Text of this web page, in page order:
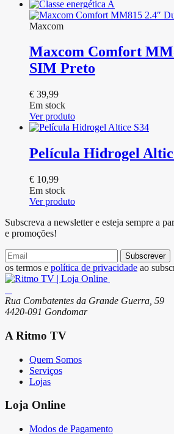
Maxcom
Maxcom Comfort
SIM Preto
€ 39,99
Em stock
Ver produto
Película Hidrogel
€ 10,99
Em stock
Ver produto
Subscreva a newsletter e esteja sempre a
e promoções!
Subscrever
os termos e política de privacidade ao
Rua Combatentes da Grande Guerra, 59
4420-091 Gondomar
A Ritmo TV
Quem Somos
Serviços
Lojas
Loja Online
Modos de Pagamento